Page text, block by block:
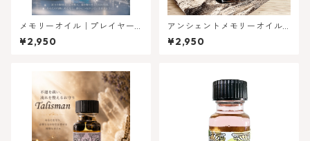
メモリーオイル｜プレイヤー
／メディテーション
¥2,950
アンシェントメモリーオイル -
ウッド（木） バランスとパ
ワーアップシリーズ
¥2,950